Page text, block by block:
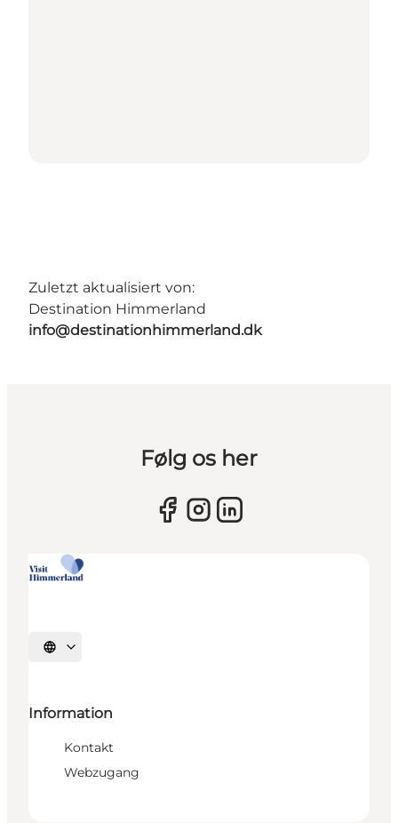
Zuletzt aktualisiert von:
Destination Himmerland
info@destinationhimmerland.dk
Følg os her
Sprache auswählen
Information
Kontakt
Webzugang